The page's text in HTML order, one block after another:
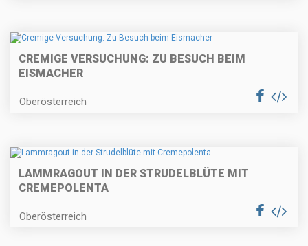
CREMIGE VERSUCHUNG: ZU BESUCH BEIM
EISMACHER
Oberösterreich
LAMMRAGOUT IN DER STRUDELBLÜTE MIT
CREMEPOLENTA
Oberösterreich